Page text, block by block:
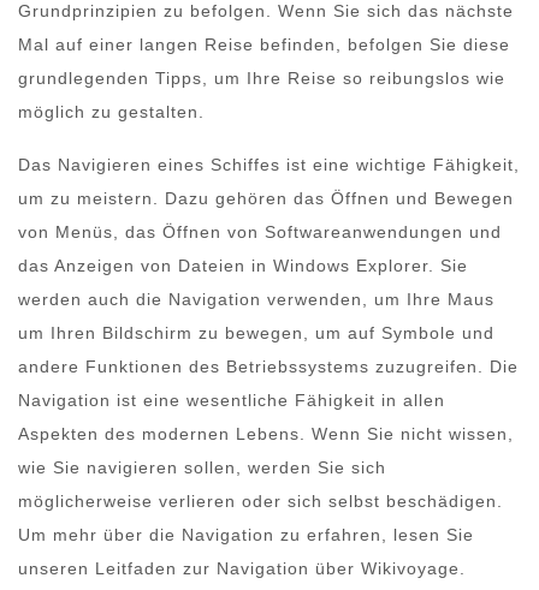
Grundprinzipien zu befolgen. Wenn Sie sich das nächste
Mal auf einer langen Reise befinden, befolgen Sie diese
grundlegenden Tipps, um Ihre Reise so reibungslos wie
möglich zu gestalten.
Das Navigieren eines Schiffes ist eine wichtige Fähigkeit,
um zu meistern. Dazu gehören das Öffnen und Bewegen
von Menüs, das Öffnen von Softwareanwendungen und
das Anzeigen von Dateien in Windows Explorer. Sie
werden auch die Navigation verwenden, um Ihre Maus
um Ihren Bildschirm zu bewegen, um auf Symbole und
andere Funktionen des Betriebssystems zuzugreifen. Die
Navigation ist eine wesentliche Fähigkeit in allen
Aspekten des modernen Lebens. Wenn Sie nicht wissen,
wie Sie navigieren sollen, werden Sie sich
möglicherweise verlieren oder sich selbst beschädigen.
Um mehr über die Navigation zu erfahren, lesen Sie
unseren Leitfaden zur Navigation über Wikivoyage.